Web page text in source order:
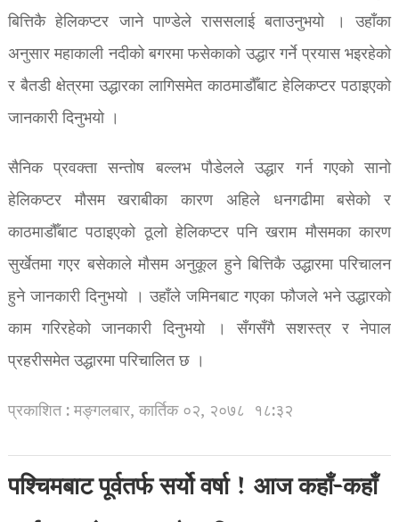
बित्तिकै हेलिकप्टर जाने पाण्डेले राससलाई बताउनुभयो । उहाँका
अनुसार महाकाली नदीको बगरमा फसेकाको उद्धार गर्ने प्रयास भइरहेको
र बैतडी क्षेत्रमा उद्धारका लागिसमेत काठमाडौँबाट हेलिकप्टर पठाइएको
जानकारी दिनुभयो ।
सैनिक प्रवक्ता सन्तोष बल्लभ पौडेलले उद्धार गर्न गएको सानो
हेलिकप्टर मौसम खराबीका कारण अहिले धनगढीमा बसेको र
काठमाडौँबाट पठाइएको ठूलो हेलिकप्टर पनि खराम मौसमका कारण
सुर्खेतमा गएर बसेकाले मौसम अनुकूल हुने बित्तिकै उद्धारमा परिचालन
हुने जानकारी दिनुभयो । उहाँले जमिनबाट गएका फौजले भने उद्धारको
काम गरिरहेको जानकारी दिनुभयो । सँगसँगै सशस्त्र र नेपाल
प्रहरीसमेत उद्धारमा परिचालित छ ।
प्रकाशित : मङ्गलबार, कार्तिक ०२, २०७८ १८:३२
पश्चिमबाट पूर्वतर्फ सर्यो वर्षा ! आज कहाँ-कहाँ